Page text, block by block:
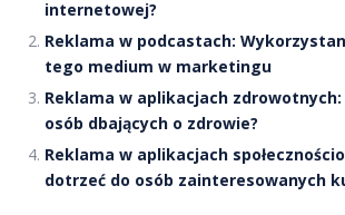
internetowej?
Reklama w podcastach:
tego medium w marketingu
Reklama w aplikacjach
osób dbających o zdrowie?
Reklama w aplikacjach
dotrzeć do osób zainteresowanych